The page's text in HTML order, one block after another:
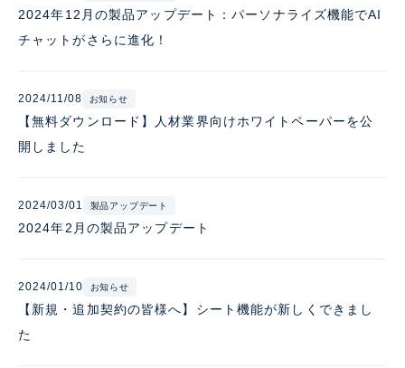
2024年12月の製品アップデート：パーソナライズ機能でAI
チャットがさらに進化！
2024/11/08 お知らせ
【無料ダウンロード】人材業界向けホワイトペーパーを公
開しました
2024/03/01 製品アップデート
2024年2月の製品アップデート
2024/01/10 お知らせ
【新規・追加契約の皆様へ】シート機能が新しくできまし
た